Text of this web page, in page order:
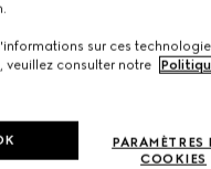
sur ces
veuillez consulter notre
PARAMÈTRES
COOKIES